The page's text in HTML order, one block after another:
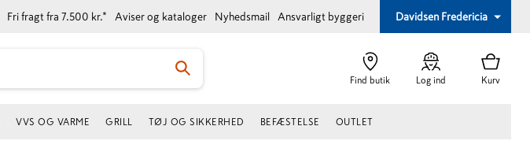
Fri fragt fra 7.500 kr.* Aviser og kataloger Nyhedsmail Ansvarligt byggeri Davidsen Fredericia
Find butik Log ind Kurv
VVS OG VARME GRILL TØJ OG SIKKERHED BEFÆSTELSE OUTLET